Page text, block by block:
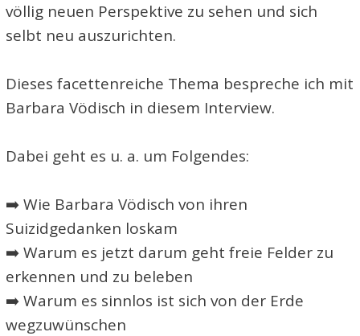
völlig neuen Perspektive zu sehen und sich
selbt neu auszurichten.
Dieses facettenreiche Thema bespreche ich mit
Barbara Vödisch in diesem Interview.
Dabei geht es u. a. um Folgendes:
➡️ Wie Barbara Vödisch von ihren
Suizidgedanken loskam
➡️ Warum es jetzt darum geht freie Felder zu
erkennen und zu beleben
➡️ Warum es sinnlos ist sich von der Erde
wegzuwünschen